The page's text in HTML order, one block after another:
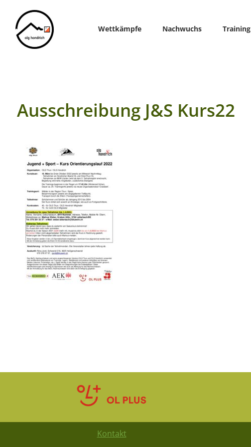
Home
Wettkämpfe Nachwuchs Training
Ausschreibung J&S Kurs22
Kontakt